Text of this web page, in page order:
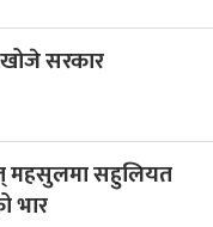
सरकार
महसुलमा सहुलियत
भार